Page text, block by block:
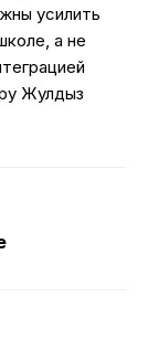
усилить
а не
Жулдыз